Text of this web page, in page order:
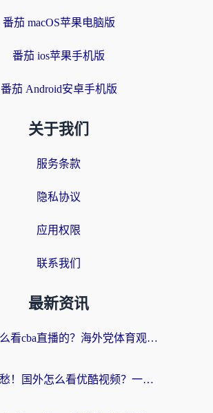
番茄 macOS苹果电脑版
番茄 ios苹果手机版
番茄 Android安卓手机版
关于我们
服务条款
隐私协议
应用权限
联系我们
最新资讯
在香港怎么看cba直播的？海外党体育观赛终极指南：告别版权限制，畅享中文解说
海外党别愁！国外怎么看优酷视频？一招解决追剧、看直播难题